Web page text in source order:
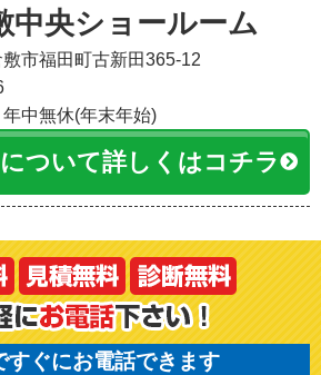
中央ショールーム
市福田町古新田365-12
中無休(年末年始)
ついて詳しくはコチラ
すぐにお電話できます